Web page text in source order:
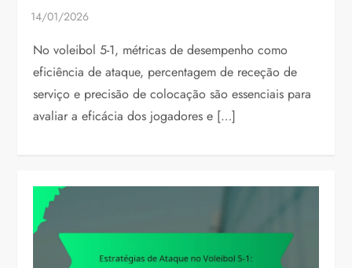
No voleibol 5-1, métricas de desempenho como
eficiência de ataque, percentagem de receção de
serviço e precisão de colocação são essenciais para
avaliar a eficácia dos jogadores e […]